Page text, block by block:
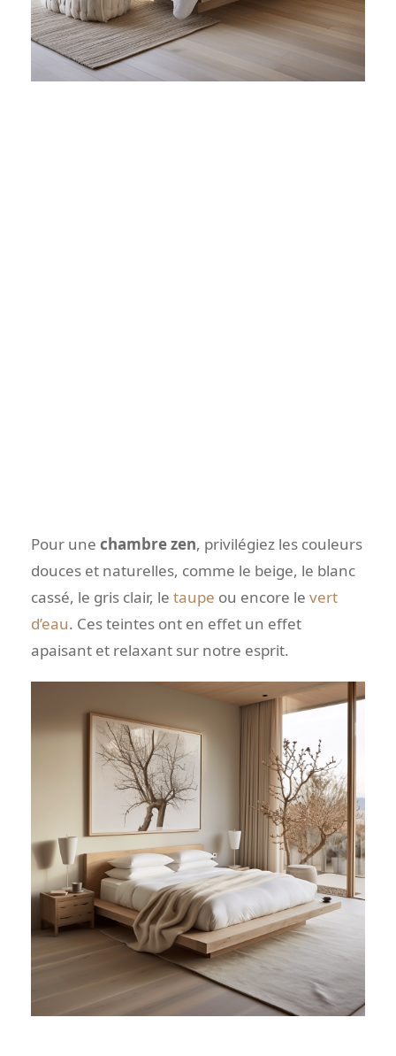
Pour une chambre zen, privilégiez les couleurs
douces et naturelles, comme le beige, le blanc
cassé, le gris clair, le taupe ou encore le vert
d’eau. Ces teintes ont en effet un effet
apaisant et relaxant sur notre esprit.